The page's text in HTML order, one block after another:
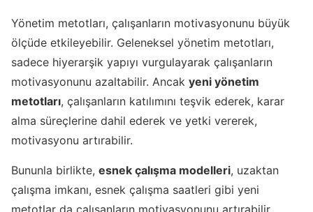
Yönetim metotları, çalışanların motivasyonunu büyük
ölçüde etkileyebilir. Geleneksel yönetim metotları,
sadece hiyerarşik yapıyı vurgulayarak çalışanların
motivasyonunu azaltabilir. Ancak yeni yönetim
metotları, çalışanların katılımını teşvik ederek, karar
alma süreçlerine dahil ederek ve yetki vererek,
motivasyonu artırabilir.
Bununla birlikte, esnek çalışma modelleri, uzaktan
çalışma imkanı, esnek çalışma saatleri gibi yeni
metotlar da çalışanların motivasyonunu artırabilir.